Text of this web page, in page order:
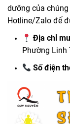
dưỡng của
Hotline/Zalo để
Địa chỉ
Phường Linh
Số điện